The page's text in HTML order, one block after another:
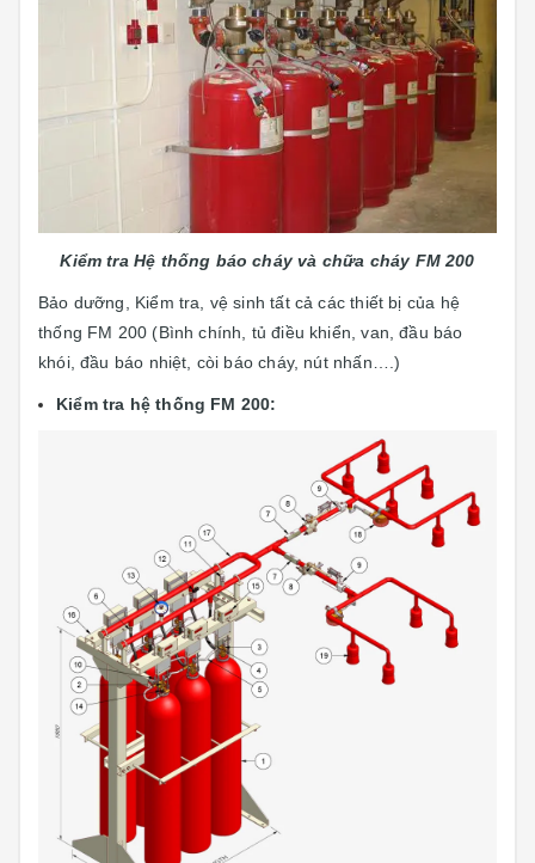
Kiểm tra Hệ thống báo cháy và chữa cháy FM 200
Bảo dưỡng, Kiểm tra, vệ sinh tất cả các thiết bị của hệ
thống FM 200 (Bình chính, tủ điều khiển, van, đầu báo
khói, đầu báo nhiệt, còi báo cháy, nút nhấn….)
Kiểm tra hệ thống FM 200: